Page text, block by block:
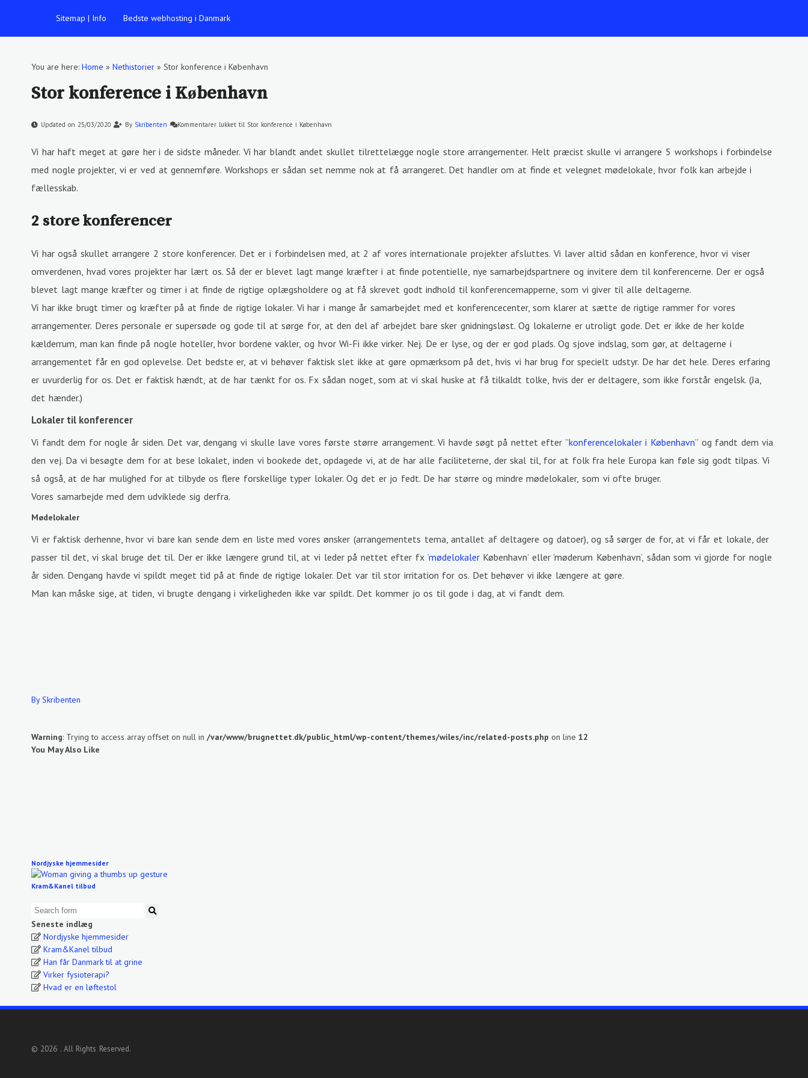
Sitemap | Info Bedste webhosting i Danmark
You are here: Home » Nethistorier » Stor konference i København
Stor konference i København
Updated on 25/03/2020 By Skribenten Kommentarer lukkettil Stor konference i København
Vi har haft meget at gøre her i de sidste måneder. Vi har blandt andet skullet tilrettelægge nogle store arrangementer. Helt præcist skulle vi arrangere 5 workshops i forbindelse
med nogle projekter, vi er ved at gennemføre. Workshops er sådan set nemme nok at få arrangeret. Det handler om at finde et velegnet mødelokale, hvor folk kan arbejde i
fællesskab.
2 store konferencer
Vi har også skullet arrangere 2 store konferencer. Det er i forbindelsen med, at 2 af vores internationale projekter afsluttes. Vi laver altid sådan en konference, hvor vi viser
omverdenen, hvad vores projekter har lært os. Så der er blevet lagt mange kræfter i at finde potentielle, nye samarbejdspartnere og invitere dem til konferencerne. Der er også
blevet lagt mange kræfter og timer i at finde de rigtige oplægsholdere og at få skrevet godt indhold til konferencemapperne, som vi giver til alle deltagerne.
Vi har ikke brugt timer og kræfter på at finde de rigtige lokaler. Vi har i mange år samarbejdet med et konferencecenter, som klarer at sætte de rigtige rammer for vores
arrangementer. Deres personale er supersøde og gode til at sørge for, at den del af arbejdet bare sker gnidningsløst. Og lokalerne er utroligt gode. Det er ikke de her kolde
kælderrum, man kan finde på nogle hoteller, hvor bordene vakler, og hvor Wi-Fi ikke virker. Nej. De er lyse, og der er god plads. Og sjove indslag, som gør, at deltagerne i
arrangementet får en god oplevelse. Det bedste er, at vi behøver faktisk slet ikke at gøre opmærksom på det, hvis vi har brug for specielt udstyr. De har det hele. Deres erfaring
er uvurderlig for os. Det er faktisk hændt, at de har tænkt for os. Fx sådan noget, som at vi skal huske at få tilkaldt tolke, hvis der er deltagere, som ikke forstår engelsk. (Ja,
det hænder.)
Lokaler til konferencer
Vi fandt dem for nogle år siden. Det var, dengang vi skulle lave vores første større arrangement. Vi havde søgt på nettet efter ”konferencelokaler i København” og fandt dem via
den vej. Da vi besøgte dem for at bese lokalet, inden vi bookede det, opdagede vi, at de har alle faciliteterne, der skal til, for at folk fra hele Europa kan føle sig godt tilpas. Vi
så også, at de har mulighed for at tilbyde os flere forskellige typer lokaler. Og det er jo fedt. De har større og mindre mødelokaler, som vi ofte bruger.
Vores samarbejde med dem udviklede sig derfra.
Mødelokaler
Vi er faktisk derhenne, hvor vi bare kan sende dem en liste med vores ønsker (arrangementets tema, antallet af deltagere og datoer), og så sørger de for, at vi får et lokale, der
passer til det, vi skal bruge det til. Der er ikke længere grund til, at vi leder på nettet efter fx ’mødelokalerKøbenhavn’ eller ’møderum København’, sådan som vi gjorde for nogle
år siden. Dengang havde vi spildt meget tid på at finde de rigtige lokaler. Det var til stor irritation for os. Det behøver vi ikke længere at gøre.
Man kan måske sige, at tiden, vi brugte dengang i virkeligheden ikke var spildt. Det kommer jo os til gode i dag, at vi fandt dem.
By Skribenten
Warning: Trying to access array offset on null in /var/www/brugnettet.dk/public_html/wp-content/themes/wiles/inc/related-posts.php on line 12
You May Also Like
Nordjyske hjemmesider
Kram&Kanel tilbud
Seneste indlæg
Nordjyske hjemmesider
Kram&Kanel tilbud
Han får Danmark til at grine
Virker fysioterapi?
Hvad er en løftestol
© 2026 . All Rights Reserved.